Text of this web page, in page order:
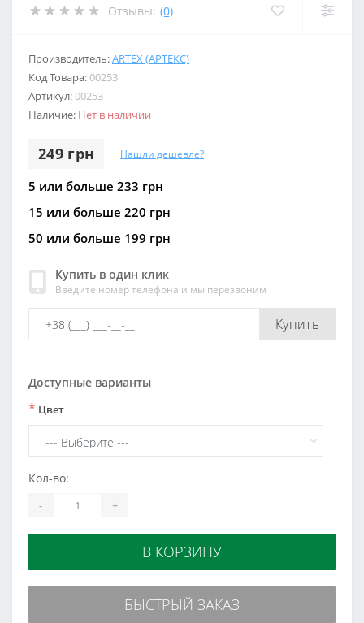
Отзывы: (0)
Производитель:ARTEX (АРТЕКС)
Код Товара:00253
Артикул:00253
Наличие: Нет в наличии
249 грн Нашли дешевле?
5 или больше 233 грн
15 или больше 220 грн
50 или больше 199 грн
Купить в один клик
Введите номер телефона и мы перезвоним
Купить
Доступные варианты
* Цвет
Кол-во:
- +
В КОРЗИНУ
БЫСТРЫЙ ЗАКАЗ